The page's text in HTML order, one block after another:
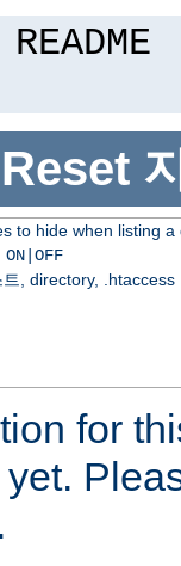
to hide when listing a
, directory, .htaccess
for